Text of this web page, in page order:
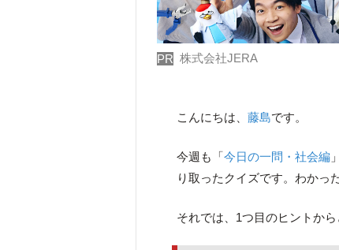
PR 株式会社JERA
こんにちは、藤島です。
今週も「今日の一問・社会編
り取ったクイズです。わかっ
それでは、1つ目のヒントから